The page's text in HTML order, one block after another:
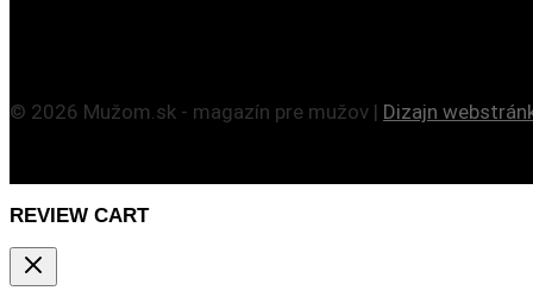
© 2026 Mužom.sk - magazín pre mužov | Dizajn
REVIEW CART